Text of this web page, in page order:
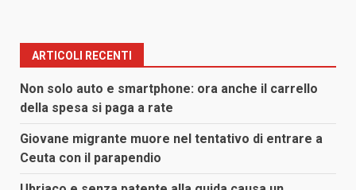
ARTICOLI RECENTI
Non solo auto e smartphone: ora anche il carrello
della spesa si paga a rate
Giovane migrante muore nel tentativo di entrare a
Ceuta con il parapendio